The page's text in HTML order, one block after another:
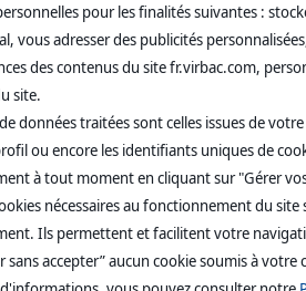
le chat se mette à boire beaucoup
Ce trouble est qualifié de
par une maladie métabolique comme
rénale.
régulièrement la prise de boisson
suspect. Les troubles dipsiques (surtout
d’
pour les finalités suivantes :
vous adresser des publicités
des contenus du site fr.virbac.com,
site.
données traitées sont celles issues de
ou encore les identifiants uniques de
à tout moment en cliquant sur "Gérer
nécessaires au fonctionnement du
Ils permettent et facilitent votre
sans accepter” aucun cookie soumis à